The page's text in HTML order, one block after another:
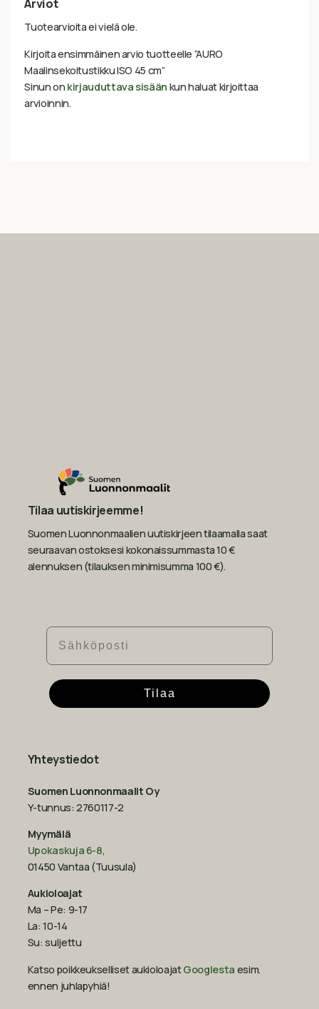
Arviot
Tuotearvioita ei vielä ole.
Kirjoita ensimmäinen arvio tuotteelle “AURO
Maalinsekoitustikku ISO 45 cm”
Sinun on kirjauduttava sisään kun haluat kirjoittaa
arvioinnin.
Tilaa uutiskirjeemme!
Suomen Luonnonmaalien uutiskirjeen tilaamalla saat
seuraavan ostoksesi kokonaissummasta 10 €
alennuksen (tilauksen minimisumma 100 €).
Sähköposti
Tilaa
Yhteystiedot
Suomen Luonnonmaalit Oy
Y-tunnus: 2760117-2
Myymälä
Upokaskuja 6-8,
01450 Vantaa (Tuusula)
Aukioloajat
Ma – Pe: 9-17
La: 10-14
Su: suljettu
Katso poikkeukselliset aukioloajatGooglesta esim.
ennen juhlapyhiä!‍